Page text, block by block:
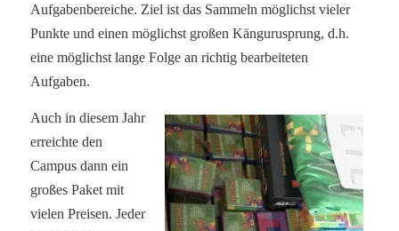
Aufgabenbereiche. Ziel ist das Sammeln möglichst vieler
Punkte und einen möglichst großen Kängurusprung, d.h.
eine möglichst lange Folge an richtig bearbeiteten
Aufgaben.
Auch in diesem Jahr
erreichte den
Campus dann ein
großes Paket mit
vielen Preisen. Jeder